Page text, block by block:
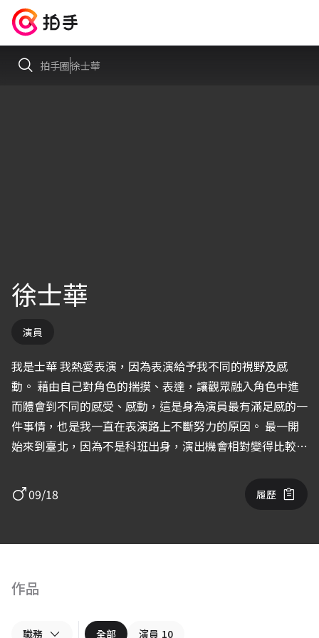
拍手圈徐士華
徐士華
演員
我是士華 我熱愛表演，因為表演給予我不同的視野及感
動。 藉由自己對角色的揣摸、表達，讓觀眾融入角色中進
而體會到不同的感受、感動，這是身為演員最有滿足感的一
件事情，也是我一直在表演路上不斷努力的原因。 最一開
始來到臺北，因為不是科班出身，演出機會相對變得比較
以累積更多經驗，增強自己的能力。 需要努力的東西還很
多，相信我不單不會停止學習的腳步，而且會更努力、充實
力。
09/18 履歷
作品
職務 全部 演員 10